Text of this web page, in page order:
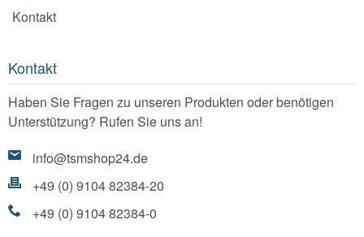
Kontakt
Kontakt
Haben Sie Fragen zu unseren Produkten oder benötigen
Unterstützung? Rufen Sie uns an!
info@tsmshop24.de
+49 (0) 9104 82384-20
+49 (0) 9104 82384-0